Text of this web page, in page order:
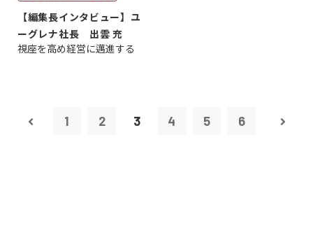
【編集長インタビュー】ユ
ーグレナ社長 出雲 充
視座を高め経営に邁進する
1 2 3 4 5 6